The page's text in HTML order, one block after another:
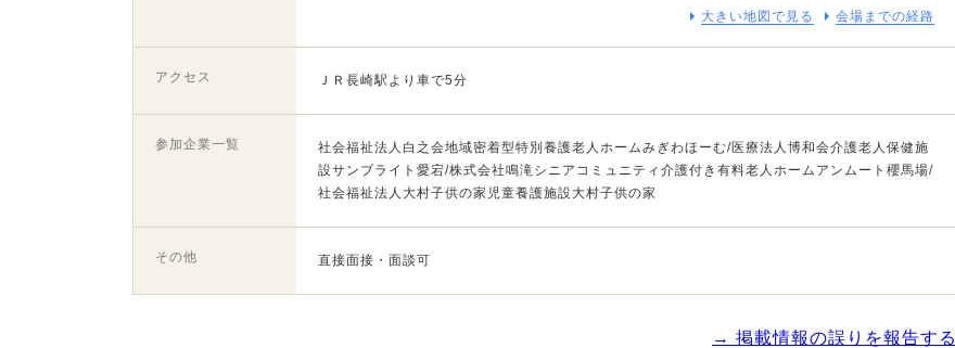
大きい地図で見る 会場までの経路
アクセス ＪＲ長崎駅より車で5分
参加企業一覧
社会福祉法人白之会地域密着型特別養護老人ホームみぎわほーむ/医療法人博和会介護老人保健施
設サンブライト愛宕/株式会社鳴滝シニアコミュニティ介護付き有料老人ホームアンムート櫻馬場/
社会福祉法人大村子供の家児童養護施設大村子供の家
その他 直接面接・面談可
→ 掲載情報の誤りを報告する